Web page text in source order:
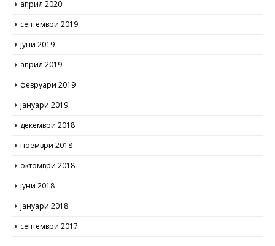
септември 2019
јуни 2019
април 2019
февруари 2019
јануари 2019
декември 2018
ноември 2018
октомври 2018
јуни 2018
јануари 2018
септември 2017